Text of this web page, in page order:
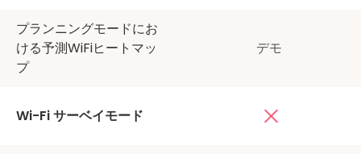
プランニングモードにお
ける予測WiFiヒートマッ
プ
デモ
Wi-Fi サーベイモード